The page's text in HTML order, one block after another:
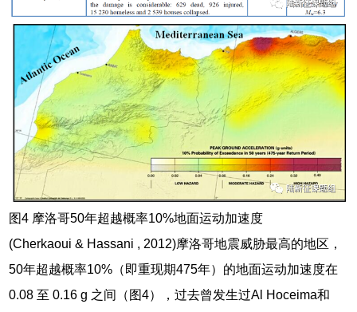
图4 摩洛哥50年超越概率10%地面运动加速度
(Cherkaoui & Hassani , 2012)摩洛哥地震威胁最高的地区，
50年超越概率10%（即重现期475年）的地面运动加速度在
0.08 至 0.16 g 之间（图4），过去曾发生过Al Hoceima和